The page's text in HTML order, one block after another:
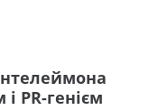
PR-генієм